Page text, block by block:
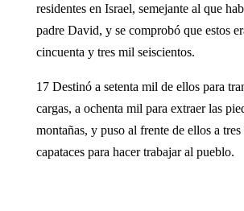
residentes en Israel, semejante al que
padre David, y se comprobó que estos
cincuenta y tres mil seiscientos.
17 Destinó a setenta mil de ellos para
cargas, a ochenta mil para extraer las
montañas, y puso al frente de ellos a
capataces para hacer trabajar al pueblo.